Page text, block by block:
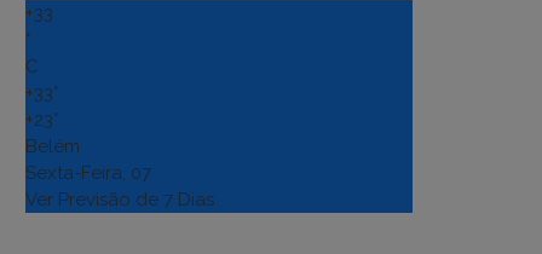
+33
°
C
+33°
+23°
Belém
Sexta-Feira, 07
Ver Previsão de 7 Dias